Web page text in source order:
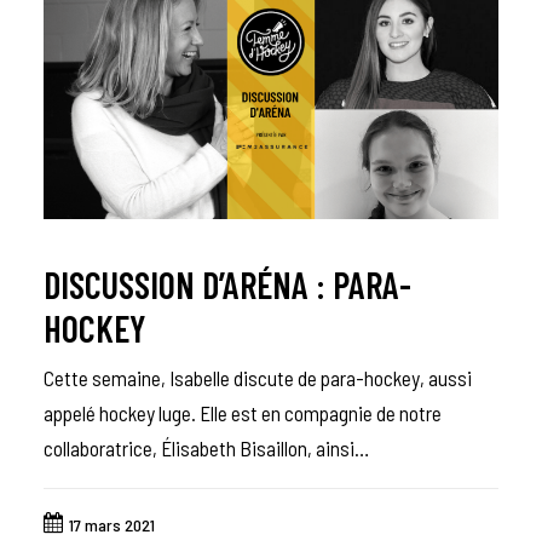
DISCUSSION D’ARÉNA : PARA-
HOCKEY
Cette semaine, Isabelle discute de para-hockey, aussi
appelé hockey luge. Elle est en compagnie de notre
collaboratrice, Élisabeth Bisaillon, ainsi…
17 mars 2021